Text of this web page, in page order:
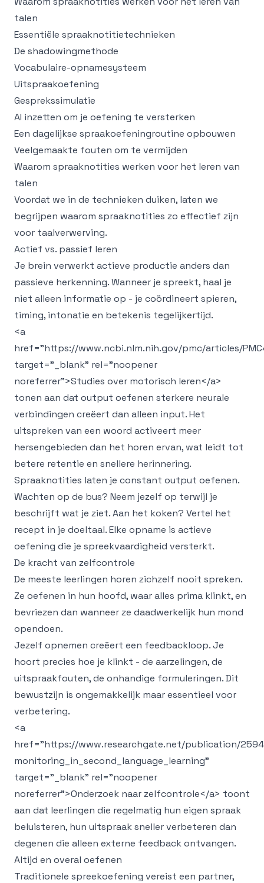
talen
Essentiële spraaknotitietechnieken
De shadowingmethode
Vocabulaire-opnamesysteem
Uitspraakoefening
Gesprekssimulatie
AI inzetten om je oefening te versterken
Een dagelijkse spraakoefeningroutine opbouwen
Veelgemaakte fouten om te vermijden
Waarom spraaknotities werken voor het leren van
talen
Voordat we in de technieken duiken, laten we
begrijpen waarom spraaknotities zo effectief zijn
voor taalverwerving.
Actief vs. passief leren
Je brein verwerkt actieve productie anders dan
passieve herkenning. Wanneer je spreekt, haal je
niet alleen informatie op - je coördineert spieren,
timing, intonatie en betekenis tegelijkertijd.
<a
href="https://www.ncbi.nlm.nih.gov/pmc/articles/
target="_blank" rel="noopener
noreferrer">Studies over motorisch leren</a>
tonen aan dat output oefenen sterkere neurale
verbindingen creëert dan alleen input. Het
uitspreken van een woord activeert meer
hersengebieden dan het horen ervan, wat leidt tot
betere retentie en snellere herinnering.
Spraaknotities laten je constant output oefenen.
Wachten op de bus? Neem jezelf op terwijl je
beschrijft wat je ziet. Aan het koken? Vertel het
recept in je doeltaal. Elke opname is actieve
oefening die je spreekvaardigheid versterkt.
De kracht van zelfcontrole
De meeste leerlingen horen zichzelf nooit spreken.
Ze oefenen in hun hoofd, waar alles prima klinkt, en
bevriezen dan wanneer ze daadwerkelijk hun mond
opendoen.
Jezelf opnemen creëert een feedbackloop. Je
hoort precies hoe je klinkt - de aarzelingen, de
uitspraakfouten, de onhandige formuleringen. Dit
bewustzijn is ongemakkelijk maar essentieel voor
verbetering.
<a
href="https://www.researchgate.net/publication/
monitoring_in_second_language_learning"
target="_blank" rel="noopener
noreferrer">Onderzoek naar zelfcontrole</a> toont
aan dat leerlingen die regelmatig hun eigen spraak
beluisteren, hun uitspraak sneller verbeteren dan
degenen die alleen externe feedback ontvangen.
Altijd en overal oefenen
Traditionele spreekoefening vereist een partner,